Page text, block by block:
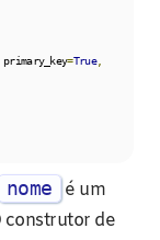
primary_key=True,
nome
é um
construtor de